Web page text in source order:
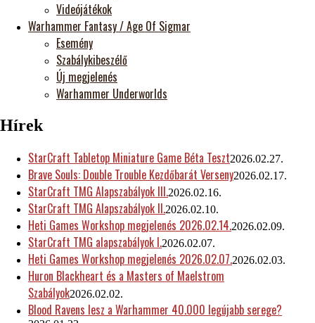
Videójátékok
Warhammer Fantasy / Age Of Sigmar
Esemény
Szabálykibeszélő
Új megjelenés
Warhammer Underworlds
Hírek
StarCraft Tabletop Miniature Game Béta Teszt2026.02.27.
Brave Souls: Double Trouble Kezdőbarát Verseny2026.02.17.
StarCraft TMG Alapszabályok III.2026.02.16.
StarCraft TMG Alapszabályok II.2026.02.10.
Heti Games Workshop megjelenés 2026.02.14.2026.02.09.
StarCraft TMG alapszabályok I.2026.02.07.
Heti Games Workshop megjelenés 2026.02.07.2026.02.03.
Huron Blackheart és a Masters of Maelstrom
Szabályok2026.02.02.
Blood Ravens lesz a Warhammer 40.000 legújabb serege?